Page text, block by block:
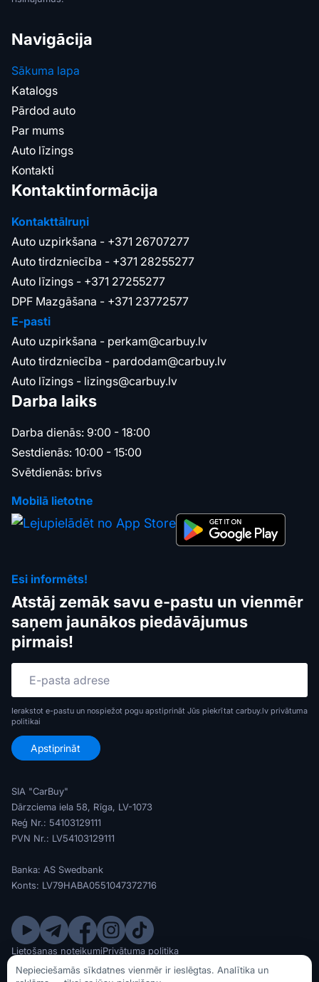
Navigācija
Sākuma lapa
Katalogs
Pārdod auto
Par mums
Auto līzings
Kontakti
Kontaktinformācija
Kontakttālruņi
Auto uzpirkšana - +371 26707277
Auto tirdzniecība - +371 28255277
Auto līzings - +371 27255277
DPF Mazgāšana - +371 23772577
E-pasti
Auto uzpirkšana - perkam@carbuy.lv
Auto tirdzniecība - pardodam@carbuy.lv
Auto līzings - lizings@carbuy.lv
Darba laiks
Darba dienās: 9:00 - 18:00
Sestdienās: 10:00 - 15:00
Svētdienās: brīvs
Mobilā lietotne
Esi informēts!
Atstāj zemāk savu e-pastu un vienmēr
saņem jaunākos piedāvājumus
pirmais!
Ierakstot e-pastu un nospiežot pogu apstiprināt Jūs piekrītat carbuy.lv privātuma
politikai
SIA "CarBuy"
Dārzciema iela 58, Rīga, LV-1073
Reģ Nr.: 54103129111
PVN Nr.: LV54103129111
Banka: AS Swedbank
Konts: LV79HABA0551047372716
© SIA CarBuy 2020 - 2026
Lietošanas noteikumiPrivātuma politika
Nepieciešamās sīkdatnes vienmēr ir ieslēgtas. Analītika un